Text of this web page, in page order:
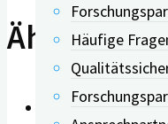
Häufige
Ähnliche